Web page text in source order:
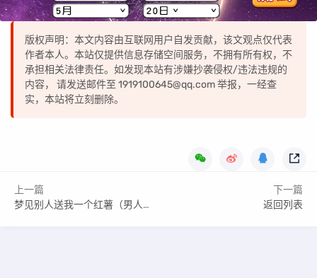
版权声明：本文内容由互联网用户自发贡献，该文观点仅代表
作者本人。本站仅提供信息存储空间服务，不拥有所有权，不
承担相关法律责任。如发现本站有涉嫌抄袭侵权/违法违规的
内容， 请发送邮件至 1919100645@qq.com 举报，一经查
实，本站将立刻删除。
上一篇
梦见别人送我一个红薯（男人梦见红薯是什么预兆）
下一篇
返回列表